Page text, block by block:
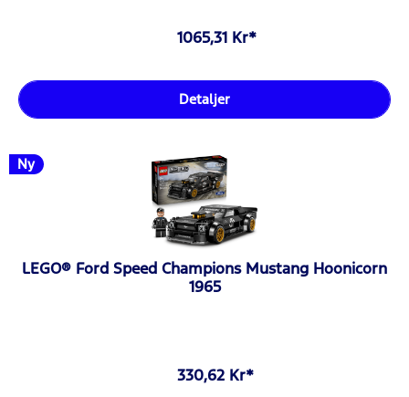
1065,31 Kr*
Detaljer
Ny
LEGO® Ford Speed Champions Mustang Hoonicorn
1965
330,62 Kr*